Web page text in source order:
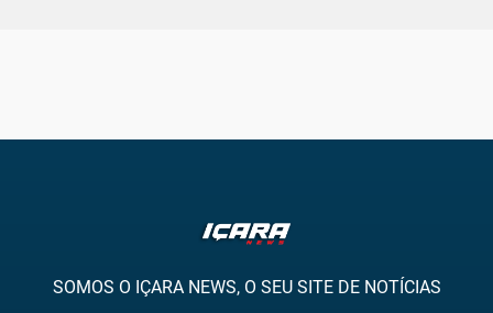
SOMOS O IÇARA NEWS, O SEU SITE DE NOTÍCIAS